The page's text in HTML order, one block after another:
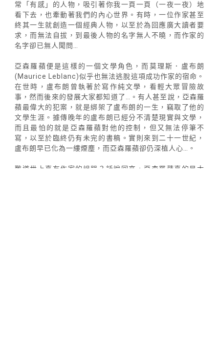
常「有感」的人物，吸引著你我一頁一頁（一夜一夜）地
看下去，也牽動著我們的內心世界。有時，一位作家甚至
終其一生就創造一個經典人物，以至於為回應廣大讀者要
求，而無法自拔，到最後人物的名字無人不曉，而作家的
名字卻已無人聞問…
亞森羅蘋便是這樣的一個文學角色，而莫理斯．盧布朗
(Maurice Leblanc)似乎也無法逃脫這項成功作家的宿命。
在世時，盧布朗曾執著於寫作純文學，看輕大眾冒險故
事，然而後來的發展大家都知道了…。有人甚至說，亞森羅
蘋最偉大的犯案，就是綁架了盧布朗的一生，竊取了他的
文學生涯。據傳晚年的盧布朗已經分不清楚現實與文學，
而且最怕的就是亞森羅蘋對他的控制，但又無法停筆不
寫，以至於臨終仍有未完的書稿。實則來到二十一世紀，
盧布朗早已化為一縷煙塵，而亞森羅蘋卻仍深植人心…。
難道世上真有作家的詛咒？話說回來，亞森羅蘋真的是大